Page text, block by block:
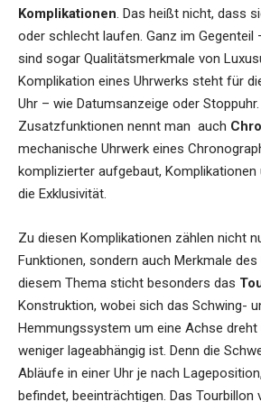
Komplikationen. Das heißt nicht, dass
oder schlecht laufen. Ganz im Gegenteil
sind sogar Qualitätsmerkmale von
Komplikation eines Uhrwerks steht für
Uhr – wie Datumsanzeige oder
Zusatzfunktionen nennt man auch
mechanische Uhrwerk eines
komplizierter aufgebaut,
die Exklusivität.
Zu diesen Komplikationen zählen nicht
Funktionen, sondern auch Merkmale
diesem Thema sticht besonders das
Konstruktion, wobei sich das Schwing-
Hemmungssystem um eine Achse dreht
weniger lageabhängig ist. Denn die
Abläufe in einer Uhr je nach
befindet, beeinträchtigen. Das Tourbillon